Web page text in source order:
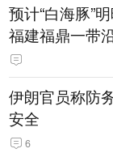
预计“白海豚”
福建福鼎一带
伊朗官员称防
安全
6